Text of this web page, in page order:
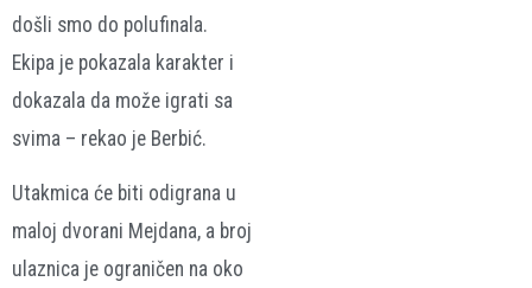
došli smo do polufinala.
Ekipa je pokazala karakter i
dokazala da može igrati sa
svima – rekao je Berbić.
Utakmica će biti odigrana u
maloj dvorani Mejdana, a broj
ulaznica je ograničen na oko